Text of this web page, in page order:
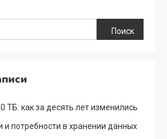
Поиск
ТБ: как за десять лет изменились
и потребности в хранении данных